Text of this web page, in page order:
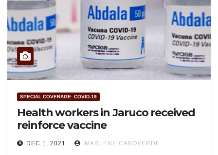
SPECIAL COVERAGE: COVID-19
Health workers in Jaruco received
reinforce vaccine
DEC 1, 2021 MARLENE CABOVERDE